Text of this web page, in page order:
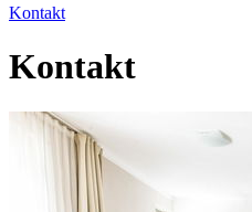
Kontakt
Kontakt